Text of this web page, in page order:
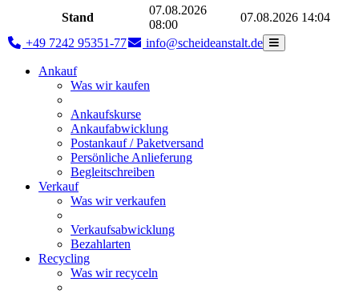
Stand
07.08.2026
08:00
07.08.2026 14:04
+49 7242 95351-77 info@scheideanstalt.de
Ankauf
Was wir kaufen
Ankaufskurse
Ankaufabwicklung
Postankauf / Paketversand
Persönliche Anlieferung
Begleitschreiben
Verkauf
Was wir verkaufen
Verkaufsabwicklung
Bezahlarten
Recycling
Was wir recyceln